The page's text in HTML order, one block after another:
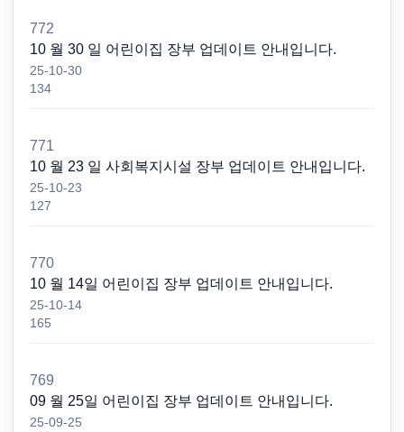
772
10 월 30 일 어린이집 장부 업데이트 안내입니다.
25-10-30
134
771
10 월 23 일 사회복지시설 장부 업데이트 안내입니다.
25-10-23
127
770
10 월 14일 어린이집 장부 업데이트 안내입니다.
25-10-14
165
769
09 월 25일 어린이집 장부 업데이트 안내입니다.
25-09-25